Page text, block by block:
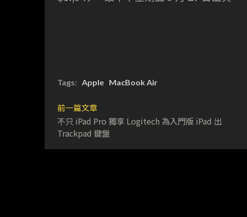
Tags: Apple MacBook Air
前一篇文章
不只 iPad Pro 獨享 Logitech 為入門版 iPad 出
Trackpad 鍵盤